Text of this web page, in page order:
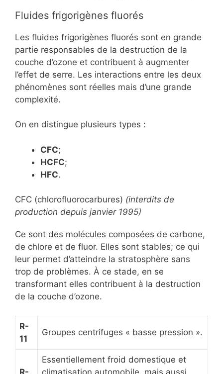
Fluides frigorigènes fluorés
Les fluides frigorigènes fluorés sont en grande
partie responsables de la destruction de la
couche d’ozone et contribuent à augmenter
l’effet de serre. Les interactions entre les deux
phénomènes sont réelles mais d’une grande
complexité.
On en distingue plusieurs types :
CFC;
HCFC;
HFC.
CFC (chlorofluorocarbures) (interdits de
production depuis janvier 1995)
Ce sont des molécules composées de carbone,
de chlore et de fluor. Elles sont stables; ce qui
leur permet d’atteindre la stratosphère sans
trop de problèmes. À ce stade, en se
transformant elles contribuent à la destruction
de la couche d’ozone.
R-
11
Groupes centrifuges « basse pression ».
R-
Essentiellement froid domestique et
climatisation automobile, mais aussi